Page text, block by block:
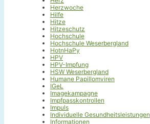
Herzwoche
Hilfe
Hitze
Hitzeschutz
Hochschule
Hochschule Weserbergland
HotnHaPy
HPV
HPV-Impfung
HSW Weserbergland
Humane Papillomviren
IGeL
Imagekampagne
Impfpasskontrollen
Impuls
Individuelle Gesundheitsleistungen
Informationen